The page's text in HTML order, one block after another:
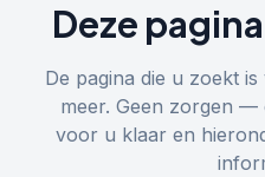
Deze
De pagina die u zoekt
meer. Geen zorgen —
voor u klaar en